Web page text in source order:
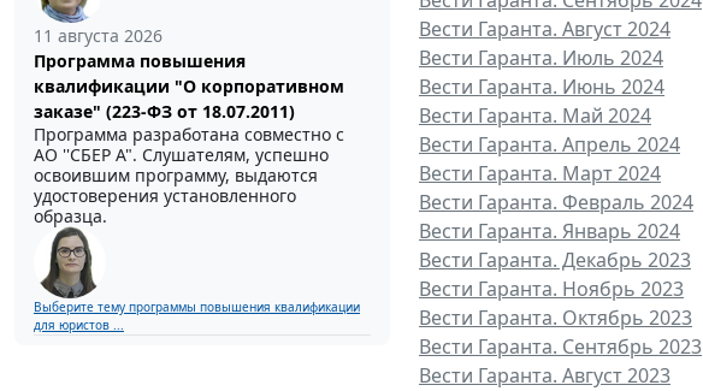
11 августа 2026
Программа повышения
квалификации "О корпоративном
заказе" (223-ФЗ от 18.07.2011)
Программа разработана совместно с
АО ''СБЕР А". Слушателям, успешно
освоившим программу, выдаются
удостоверения установленного
образца.
Выберите тему программы повышения квалификации
для юристов ...
Вести Гаранта. Август 2024
Вести Гаранта. Июль 2024
Вести Гаранта. Июнь 2024
Вести Гаранта. Май 2024
Вести Гаранта. Апрель 2024
Вести Гаранта. Март 2024
Вести Гаранта. Февраль 2024
Вести Гаранта. Январь 2024
Вести Гаранта. Декабрь 2023
Вести Гаранта. Ноябрь 2023
Вести Гаранта. Октябрь 2023
Вести Гаранта. Сентябрь 2023
Вести Гаранта. Август 2023